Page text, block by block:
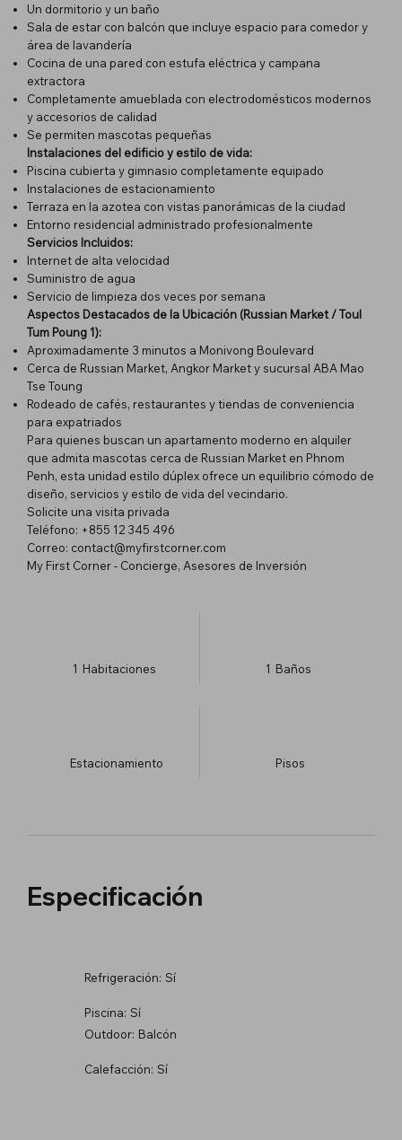
Un dormitorio y un baño
Sala de estar con balcón que incluye espacio para comedor y
área de lavandería
Cocina de una pared con estufa eléctrica y campana
extractora
Completamente amueblada con electrodomésticos modernos
y accesorios de calidad
Se permiten mascotas pequeñas
Instalaciones del edificio y estilo de vida:
Piscina cubierta y gimnasio completamente equipado
Instalaciones de estacionamiento
Terraza en la azotea con vistas panorámicas de la ciudad
Entorno residencial administrado profesionalmente
Servicios Incluidos:
Internet de alta velocidad
Suministro de agua
Servicio de limpieza dos veces por semana
Aspectos Destacados de la Ubicación (Russian Market / Toul
Tum Poung 1):
Aproximadamente 3 minutos a Monivong Boulevard
Cerca de Russian Market, Angkor Market y sucursal ABA Mao
Tse Toung
Rodeado de cafés, restaurantes y tiendas de conveniencia
para expatriados
Para quienes buscan un apartamento moderno en alquiler
que admita mascotas cerca de Russian Market en Phnom
Penh, esta unidad estilo dúplex ofrece un equilibrio cómodo de
diseño, servicios y estilo de vida del vecindario.
Solicite una visita privada
Teléfono: +855 12 345 496
Correo: contact@myfirstcorner.com
My First Corner - Concierge, Asesores de Inversión
1 Habitaciones 1 Baños
Estacionamiento ​Pisos
Especificación
Refrigeración: Sí
Piscina: Sí
Outdoor: Balcón
Calefacción: Sí